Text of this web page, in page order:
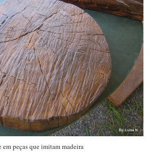
em peças que imitam madeira